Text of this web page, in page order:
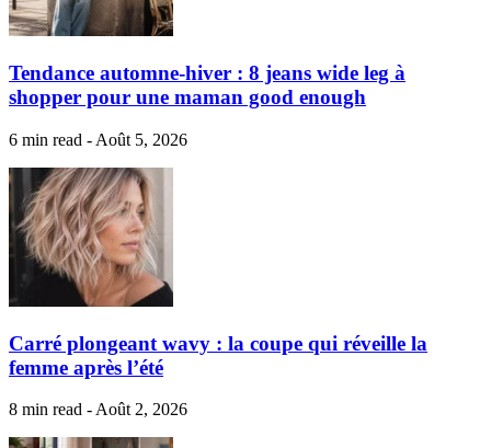
Tendance automne-hiver : 8 jeans wide leg à
shopper pour une maman good enough
6 min read - Août 5, 2026
Carré plongeant wavy : la coupe qui réveille la
femme après l’été
8 min read - Août 2, 2026